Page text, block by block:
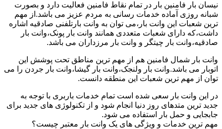
نیسان بار فامنین بار در تمام نقاط فامنین فعالیت دارد و بصورت
شبانه روزی آماده خدمات رسانی به مردم عزیز می باشد.از مهم
ترین شعبات این وانت بار،می توان به وانت بارتلفنی صادقیه اشاره
داشت،که دارای شعبات متعددی همانند وانت بار پونک،وانت بار
صادقیه،وانت بار چیتگر و وانت بار مرزداران می باشد.
وانت بار شمال فامنین هم از مهم ترین مناطق تحت پوشش این
اتوبار می باشد.وانت بار ولنجک،وانت بار گیشا،وانت بار جردن را می
توان از مهم ترین شعبات این منطقه دانست.
در این وانت بار سعی شده است تمام خدمات باربری با توجه به
جدید ترین متدهای روز دنیا انجام شود و از تکنولوژی های جدید برای
جابجایی و حمل بار استفاده می شود.
مهم ترین خدمات و ویژگی های یک وانت بار معتبر چیست؟